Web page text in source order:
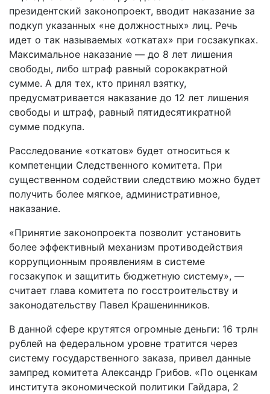
президентский законопроект, вводит наказание за
подкуп указанных «не должностных» лиц. Речь
идет о так называемых «откатах» при госзакупках.
Максимальное наказание — до 8 лет лишения
свободы, либо штраф равный сорокакратной
сумме. А для тех, кто принял взятку,
предусматривается наказание до 12 лет лишения
свободы и штраф, равный пятидесятикратной
сумме подкупа.
Расследование «откатов» будет относиться к
компетенции Следственного комитета. При
существенном содействии следствию можно будет
получить более мягкое, административное,
наказание.
«Принятие законопроекта позволит установить
более эффективный механизм противодействия
коррупционным проявлениям в системе
госзакупок и защитить бюджетную систему», —
считает глава комитета по госстроительству и
законодательству Павел Крашенинников.
В данной сфере крутятся огромные деньги: 16 трлн
рублей на федеральном уровне тратится через
систему государственного заказа, привел данные
зампред комитета Александр Грибов. «По оценкам
института экономической политики Гайдара, 2